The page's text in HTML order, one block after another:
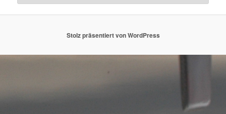
Stolz präsentiert von WordPress